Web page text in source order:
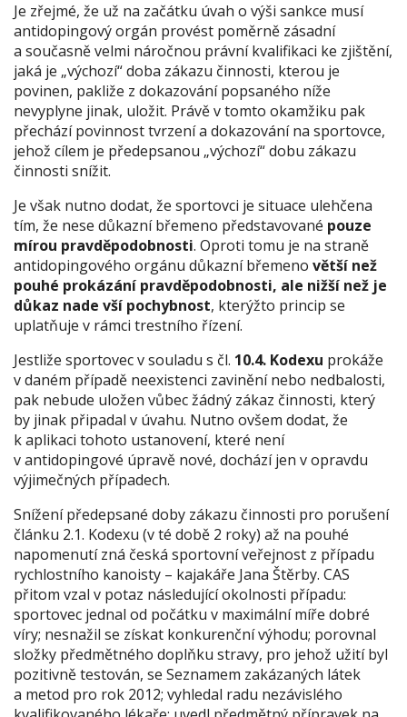
Je zřejmé, že už na začátku úvah o výši sankce musí
antidopingový orgán provést poměrně zásadní
a současně velmi náročnou právní kvalifikaci ke zjištění,
jaká je „výchozí“ doba zákazu činnosti, kterou je
povinen, pakliže z dokazování popsaného níže
nevyplyne jinak, uložit. Právě v tomto okamžiku pak
přechází povinnost tvrzení a dokazování na sportovce,
jehož cílem je předepsanou „výchozí“ dobu zákazu
činnosti snížit.
Je však nutno dodat, že sportovci je situace ulehčena
tím, že nese důkazní břemeno představované pouze
mírou pravděpodobnosti. Oproti tomu je na straně
antidopingového orgánu důkazní břemeno větší než
pouhé prokázání pravděpodobnosti, ale nižší než je
důkaz nade vší pochybnost, kterýžto princip se
uplatňuje v rámci trestního řízení.
Jestliže sportovec v souladu s čl. 10.4. Kodexu prokáže
v daném případě neexistenci zavinění nebo nedbalosti,
pak nebude uložen vůbec žádný zákaz činnosti, který
by jinak připadal v úvahu. Nutno ovšem dodat, že
k aplikaci tohoto ustanovení, které není
v antidopingové úpravě nové, dochází jen v opravdu
výjimečných případech.
Snížení předepsané doby zákazu činnosti pro porušení
článku 2.1. Kodexu (v té době 2 roky) až na pouhé
napomenutí zná česká sportovní veřejnost z případu
rychlostního kanoisty – kajakáře Jana Štěrby. CAS
přitom vzal v potaz následující okolnosti případu:
sportovec jednal od počátku v maximální míře dobré
víry; nesnažil se získat konkurenční výhodu; porovnal
složky předmětného doplňku stravy, pro jehož užití byl
pozitivně testován, se Seznamem zakázaných látek
a metod pro rok 2012; vyhledal radu nezávislého